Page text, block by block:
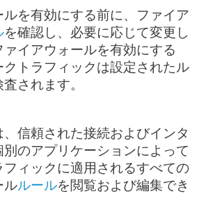
を有効にする前に、ファイア
を確認し、必要に応じて変更し
イアウォールを有効にする
クトラフィックは設定されたル
されます。
信頼された接続およびインタ
のアプリケーションによって
ィックに適用されるすべての
ルルールを閲覧および編集でき